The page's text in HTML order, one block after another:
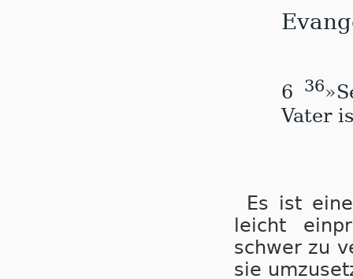
6 36
Va­ter
Es ist
leicht
schwer zu
sie